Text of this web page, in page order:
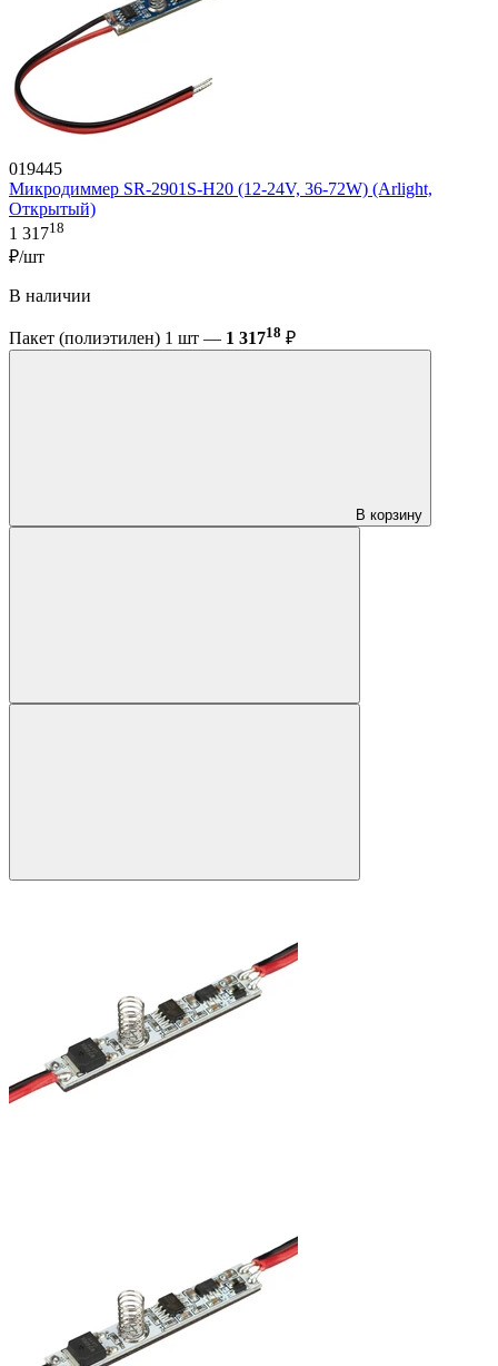
019445
Микродиммер SR-2901S-H20 (12-24V, 36-72W) (Arlight,
Открытый)
1 31718
₽/шт
В наличии
Пакет (полиэтилен) 1 шт — 1 31718 ₽
В корзину